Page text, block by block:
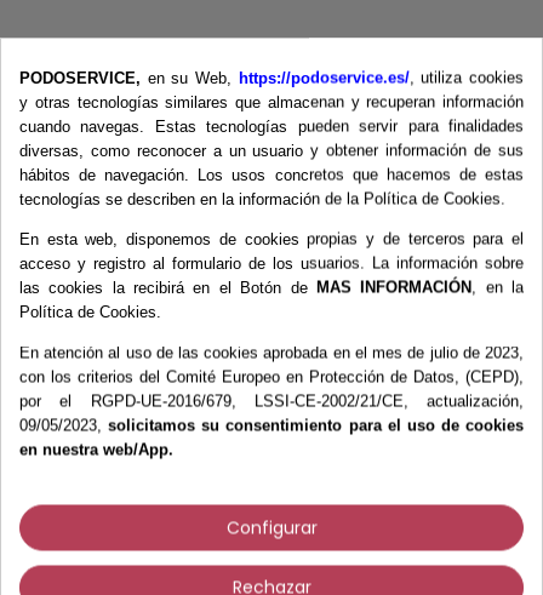
Más información
Rollo de papel de alto gramaje y crepado
Uso como protector de camilla en entornos
profesionales relacionados con la salud.
Rollo de papel ecológico respetuoso con el
medio ambiente.
Composición: 100% fibras recicladas.
Caja de 6 unidades
Los clientes que compraron este
PODOSERVICE, en su Web, https://podoservice.es/, utiliza cookies
y otras tecnologías similares que almacenan y recuperan información
cuando navegas. Estas tecnologías pueden servir para finalidades
diversas, como reconocer a un usuario y obtener información de sus
hábitos de navegación. Los usos concretos que hacemos de estas
tecnologías se describen en la información de la Política de Cookies.
En esta web, disponemos de cookies propias y de terceros para el
acceso y registro al formulario de los usuarios. La información sobre
las cookies la recibirá en el Botón de MAS INFORMACIÓN , en la
Política de Cookies.
En atención al uso de las cookies aprobada en el mes de julio de 2023,
con los criterios del Comité Europeo en Protección de Datos, (CEPD),
por el RGPD-UE-2016/679, LSSI-CE-2002/21/CE, actualización,
09/05/2023,solicitamos su consentimiento para el uso de cookies
en nuestra web/App.
Configurar
Rechazar